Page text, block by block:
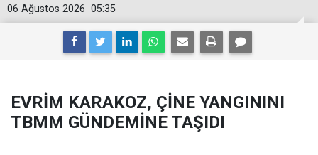
05:35
06 Ağustos 2026
EVRİM KARAKOZ, ÇİNE YANGININI
TBMM GÜNDEMİNE TAŞIDI